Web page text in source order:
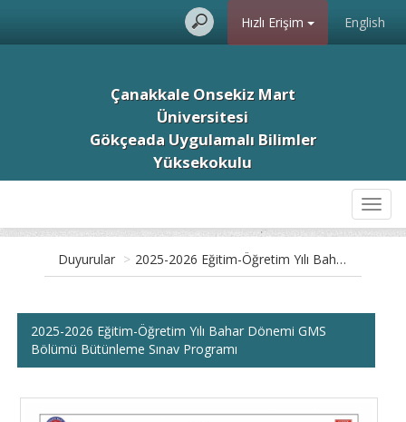
English
Hızlı Erişim
Çanakkale Onsekiz Mart
Üniversitesi
Gökçeada Uygulamalı Bilimler
Yüksekokulu
Duyurular > 2025-2026 Eğitim-Öğretim Yılı Bahar Dönemi GMS Bölümü Bütünleme Sınav Programı
2025-2026 Eğitim-Öğretim Yılı Bahar Dönemi GMS
Bölümü Bütünleme Sınav Programı